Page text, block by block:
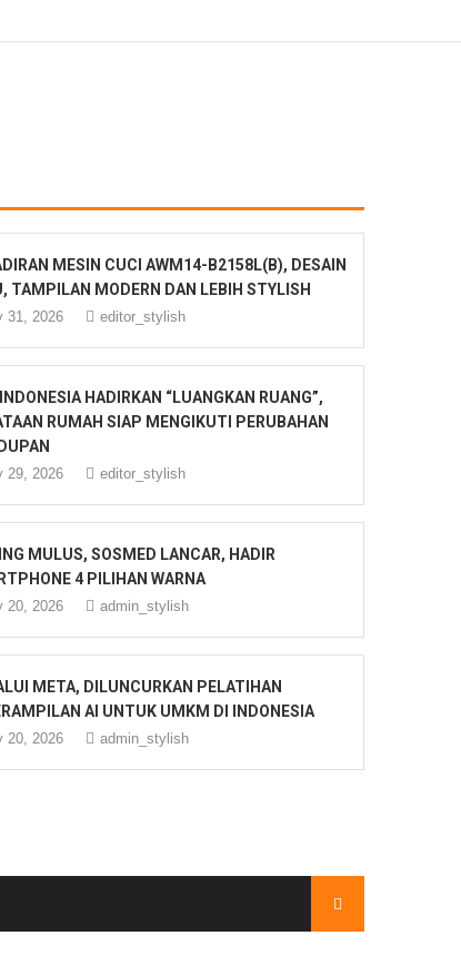
MESIN CUCI AWM14-B2158L(B), DESAIN
TAMPILAN MODERN DAN LEBIH STYLISH
31, 2026 editor_stylish
INDONESIA HADIRKAN “LUANGKAN RUANG”,
RUMAH SIAP MENGIKUTI PERUBAHAN
29, 2026 editor_stylish
MULUS, SOSMED LANCAR, HADIR
4 PILIHAN WARNA
20, 2026 admin_stylish
META, DILUNCURKAN PELATIHAN
AI UNTUK UMKM DI INDONESIA
20, 2026 admin_stylish